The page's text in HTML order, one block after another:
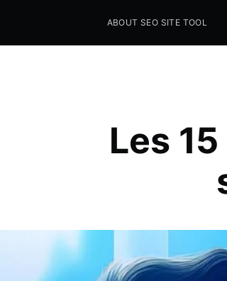
Seo Sites Tool
ABOUT SEO SITE TOOL
Les